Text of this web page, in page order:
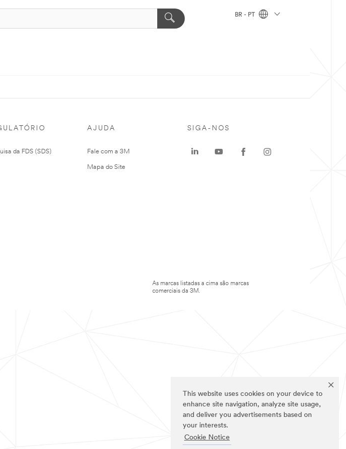
This website uses cookies on your device to
enhance site navigation, analyze site usage,
and deliver you advertisements based on
your interests.
Cookie Notice
BR - PT
da FDS (SDS)
AJUDA
Fale com a 3M
Mapa do Site
SIGA-NOS
As marcas listadas a cima são marcas
comerciais da 3M.